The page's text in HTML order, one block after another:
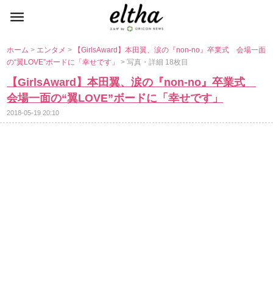
ホーム> エンタメ>
【GirlsAward】本田翼、涙の『non-no』卒業式 会場一面
の“翼LOVE”ボードに「幸せです」> 写真・詳細 18枚目
【GirlsAward】本田翼、涙の『non-no』卒業式
会場一面の“翼LOVE”ボードに「幸せです」
2018-05-19 20:10